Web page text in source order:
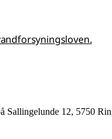
12, 5750